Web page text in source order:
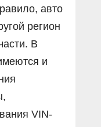
авто
регион
В
и
VIN-